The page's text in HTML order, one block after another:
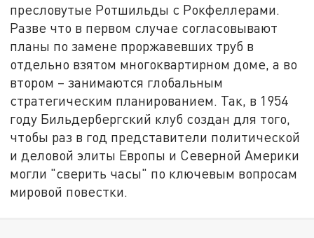
пресловутые Ротшильды с Рокфеллерами.
Разве что в первом случае согласовывают
планы по замене проржавевших труб в
отдельно взятом многоквартирном доме, а во
втором – занимаются глобальным
стратегическим планированием. Так, в 1954
году Бильдербергский клуб создан для того,
чтобы раз в год представители политической
и деловой элиты Европы и Северной Америки
могли "сверить часы" по ключевым вопросам
мировой повестки.